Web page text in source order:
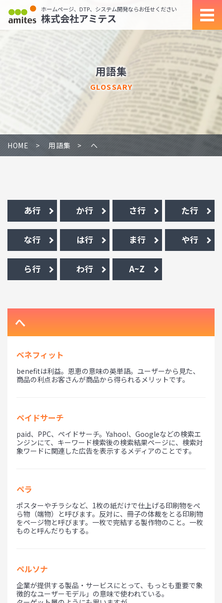
ホームページ、DTP、システム開発ならお任せください
株式会社アミテス
用語集
GLOSSARY
HOME 用語集 へ
あ行 か行 さ行 た行
な行 は行 ま行 や行
ら行 わ行 A~Z
へ
ベネフィット
benefitは利益。恩恵の意味の英単語。ユーザーから見た、
商品の利点お客さんが商品から得られるメリットです。
ペイドサーチ
paid、PPC、ペイドサーチ。Yahoo!、Googleなどの検索エ
ンジンにて、キーワード検索後の検索結果ページに、検索対
象ワードに関連した広告を表示するメディアのことです。
ペラ
ポスターやチラシなど、1枚の紙だけで仕上げる印刷物をぺ
ら物（端物）と呼びます。反対に、冊子の体裁をとる印刷物
をページ物と呼びます。一枚で完結する製作物のこと。一枚
ものと呼んだりもする。
ペルソナ
企業が提供する製品・サービスにとって、もっとも重要で象
徴的なユーザーモデル」の意味で使われている。